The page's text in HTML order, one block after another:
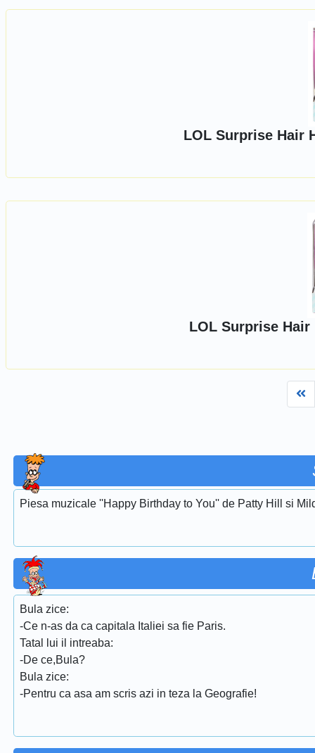
LOL Surprise Hair
LOL Surprise Hair
Piesa muzicale ''Happy Birthday to You'' de Patty Hill si
Bula zice:
-Ce n-as da ca capitala Italiei sa fie Paris.
Tatal lui il intreaba:
-De ce,Bula?
Bula zice:
-Pentru ca asa am scris azi in teza la Geografie!